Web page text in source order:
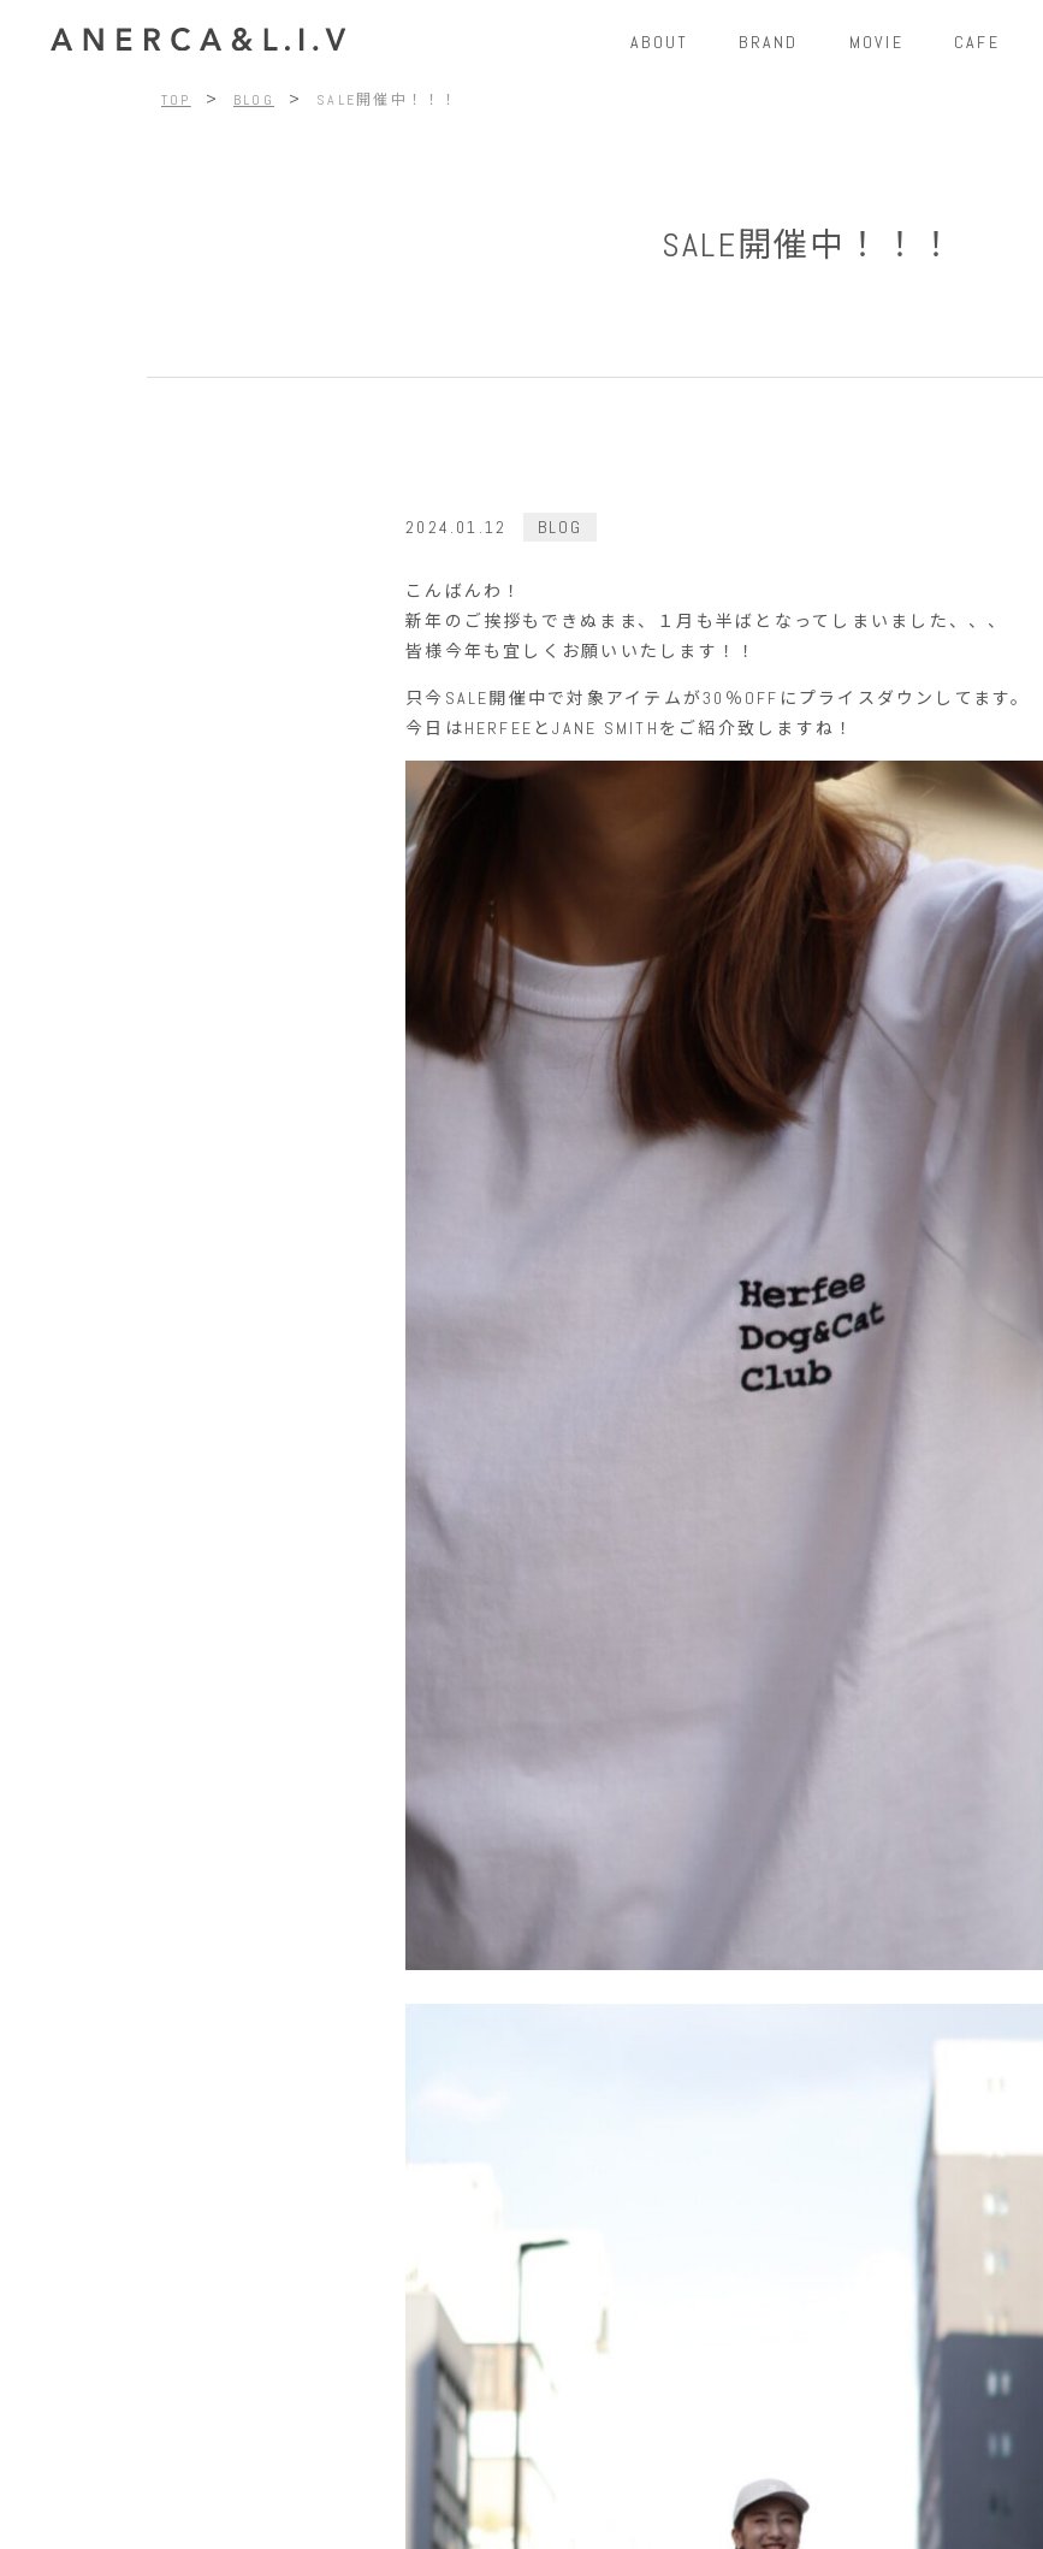
ABOUT BRAND MOVIE CAFE
TOP > BLOG > SALE開催中！！！
SALE開催中！！！
2024.01.12 BLOG
こんばんわ！
新年のご挨拶もできぬまま、１月も半ばとなってしまいました、、、
皆様今年も宜しくお願いいたします！！
只今SALE開催中で対象アイテムが30％OFFにプライスダウンしてます。
今日はHERFEEとJANE SMITHをご紹介致しますね！